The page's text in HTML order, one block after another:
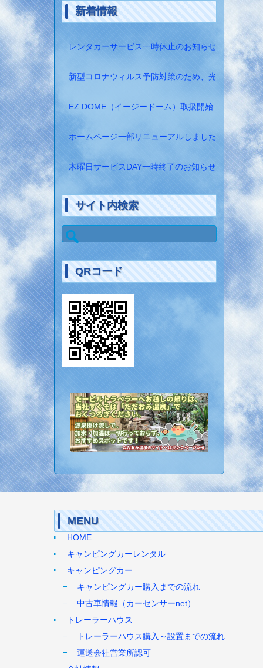
新着情報
レンタカーサービス一時休止のお知らせ
新型コロナウィルス予防対策のため、光触媒の除菌
EZ DOME（イージードーム）取扱開始！
ホームページ一部リニューアルしました
木曜日サービスDAY一時終了のお知らせ
サイト内検索
検
索:
QRコード
MENU
HOME
キャンピングカーレンタル
キャンピングカー
キャンピングカー購入までの流れ
中古車情報（カーセンサーnet）
トレーラーハウス
トレーラーハウス購入～設置までの流れ
運送会社営業所認可